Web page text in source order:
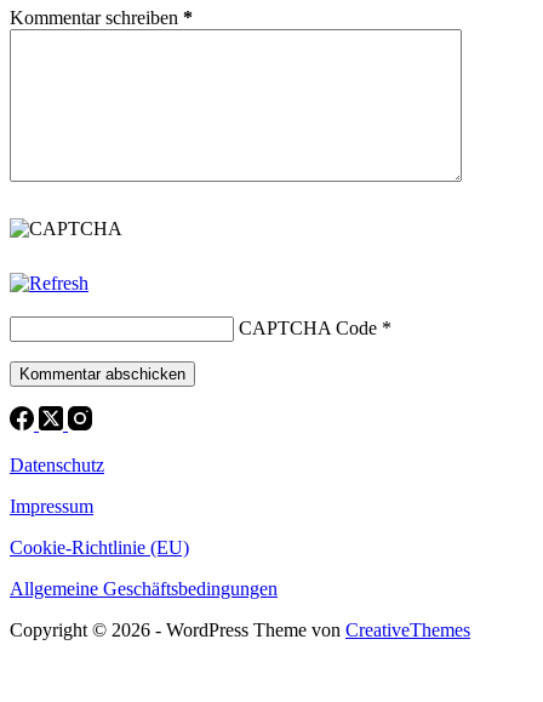
Kommentar schreiben *
CAPTCHA Code *
Kommentar abschicken
Datenschutz
Impressum
Cookie-Richtlinie (EU)
Allgemeine Geschäftsbedingungen
Copyright © 2026 - WordPress Theme von CreativeThemes